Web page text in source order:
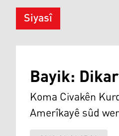
Siyasî
Bayik:
Koma Civakên
Amerîkayê sûd